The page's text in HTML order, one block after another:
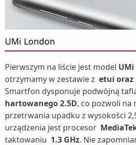
UMi London
Pierwszym na liście jest model
otrzymamy w zestawie z etui oraz
Smartfon dysponuje podwójną
hartowanego 2.5D, co pozwoli na
przetrwania upadku z wysokości
urządzenia jest procesor
taktowaniu 1.3 GHz. Nie